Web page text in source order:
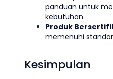
panduan untuk
kebutuhan.
Produk
memenuhi
Kesimpulan